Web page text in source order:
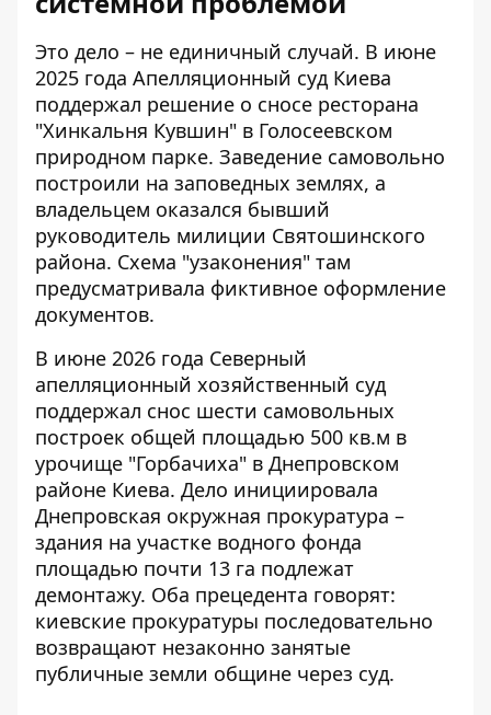
Это дело – не единичный случай. В июне
2025 года Апелляционный суд Киева
поддержал решение о сносе ресторана
"Хинкальня Кувшин" в Голосеевском
природном парке. Заведение самовольно
построили на заповедных землях, а
владельцем оказался бывший
руководитель милиции Святошинского
района. Схема "узаконения" там
предусматривала фиктивное оформление
документов.
В июне 2026 года Северный
апелляционный хозяйственный суд
поддержал снос шести самовольных
построек общей площадью 500 кв.м в
урочище "Горбачиха" в Днепровском
районе Киева. Дело инициировала
Днепровская окружная прокуратура –
здания на участке водного фонда
площадью почти 13 га подлежат
демонтажу. Оба прецедента говорят:
киевские прокуратуры последовательно
возвращают незаконно занятые
публичные земли общине через суд.